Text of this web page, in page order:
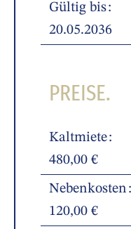
Gültig bis
20.05.2036
PREISE.
Kaltmiete
480,00 €
Nebenkosten
120,00 €